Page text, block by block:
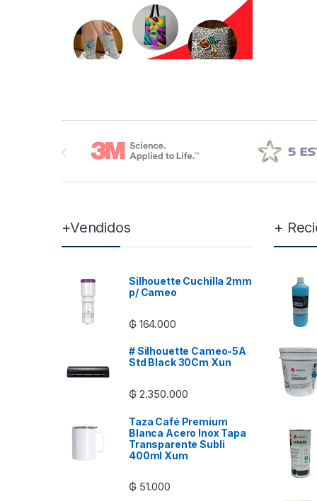
+Vendidos
Silhouette Cuchilla 2mm
p/ Cameo
₲ 164.000
# Silhouette Cameo-5A
Std Black 30Cm Xun
₲ 2.350.000
Taza Café Premium
Blanca Acero Inox Tapa
Transparente Subli
400ml Xum
₲ 51.000
+